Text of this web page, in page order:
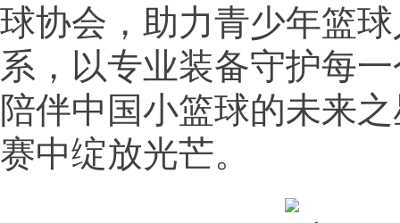
球协会，助力青少年篮
系，以专业装备守护每
陪伴中国小篮球的未来
赛中绽放光芒。